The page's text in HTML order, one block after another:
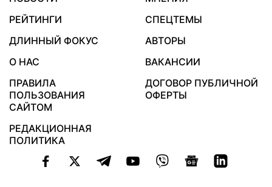
РЕЙТИНГИ
СПЕЦТЕМЫ
ДЛИННЫЙ ФОКУС
АВТОРЫ
О НАС
ВАКАНСИИ
ПРАВИЛА
ПОЛЬЗОВАНИЯ
САЙТОМ
ДОГОВОР ПУБЛИЧНОЙ
ОФЕРТЫ
РЕДАКЦИОННАЯ
ПОЛИТИКА